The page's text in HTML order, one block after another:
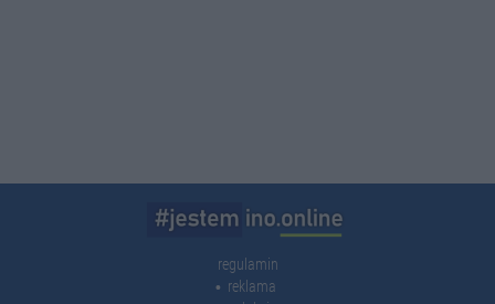
regulamin
reklama